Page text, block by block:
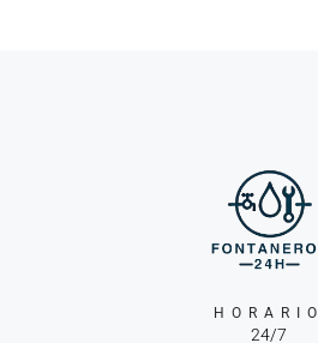
HORARIO
24/7